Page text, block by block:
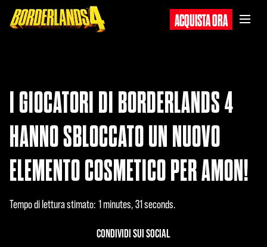
ACQUISTA ORA
I GIOCATORI DI BORDERLANDS 4
HANNO SBLOCCATO UN NUOVO
ELEMENTO COSMETICO PER AMON!
Tempo di lettura stimato 1 minutes, 31 seconds
CONDIVIDI SUI SOCIAL